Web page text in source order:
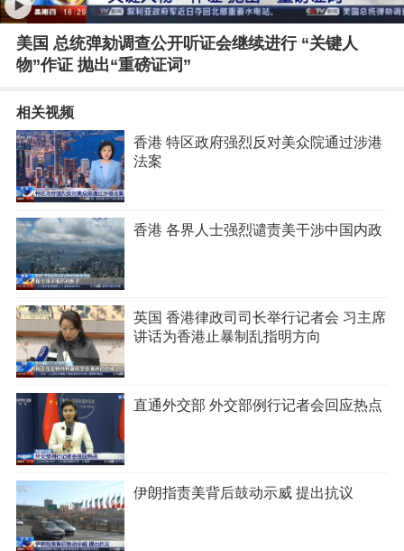
美国 总统弹劾调查公开听证会继续进行 “关键人
物”作证 抛出“重磅证词”
相关视频
香港 特区政府强烈反对美众院通过涉港
法案
香港 各界人士强烈谴责美干涉中国内政
英国 香港律政司司长举行记者会 习主席
讲话为香港止暴制乱指明方向
直通外交部 外交部例行记者会回应热点
伊朗指责美背后鼓动示威 提出抗议